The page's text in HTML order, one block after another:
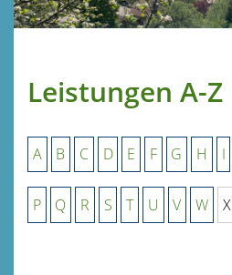
Leistungen A-Z
A B C D E F G H I
P Q R S T U V W X